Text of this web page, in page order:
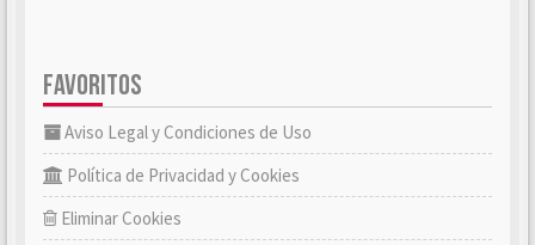
FAVORITOS
Aviso Legal y Condiciones de Uso
Política de Privacidad y Cookies
Eliminar Cookies